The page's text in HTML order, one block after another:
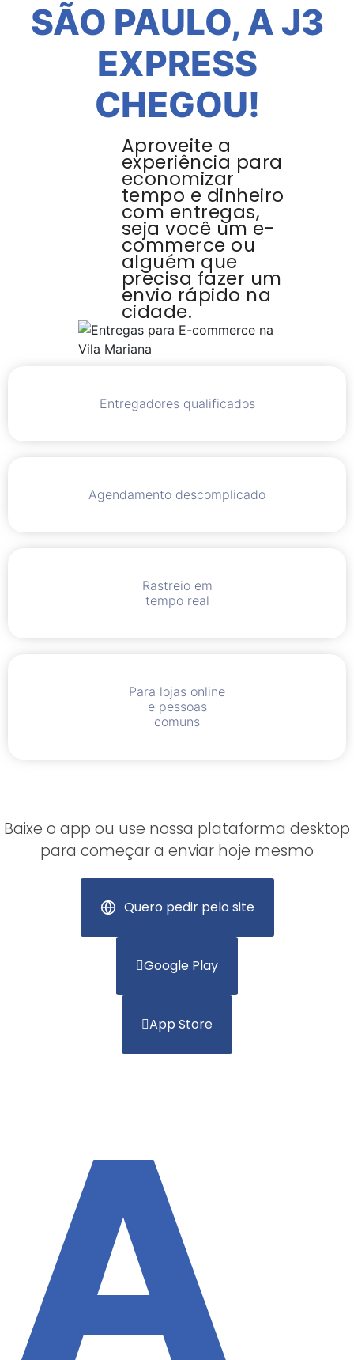
SÃO PAULO, A J3
EXPRESS
CHEGOU!
Aproveite a
experiência para
economizar
tempo e dinheiro
com entregas,
seja você um e-
commerce ou
alguém que
precisa fazer um
envio rápido na
cidade.
Entregadores qualificados
Agendamento descomplicado
Rastreio em
tempo real
Para lojas online
e pessoas
comuns
Baixe o app ou use nossa plataforma desktop
para começar a enviar hoje mesmo
Quero pedir pelo site
Google Play
App Store
A